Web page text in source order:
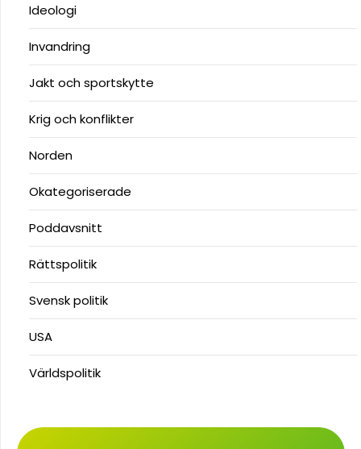
Ideologi
Invandring
Jakt och sportskytte
Krig och konflikter
Norden
Okategoriserade
Poddavsnitt
Rättspolitik
Svensk politik
USA
Världspolitik